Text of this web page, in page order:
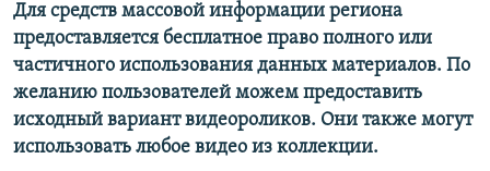
Для средств массовой информации региона
предоставляется бесплатное право полного или
частичного использования данных материалов. По
желанию пользователей можем предоставить
исходный вариант видеороликов. Они также могут
использовать любое видео из коллекции.